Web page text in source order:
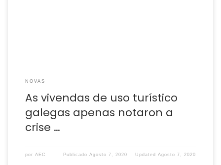
NOVAS
As vivendas de uso turístico
galegas apenas notaron a
crise …
por AEC PublicadoAgosto 7, 2020 UpdatedAgosto 7, 2020